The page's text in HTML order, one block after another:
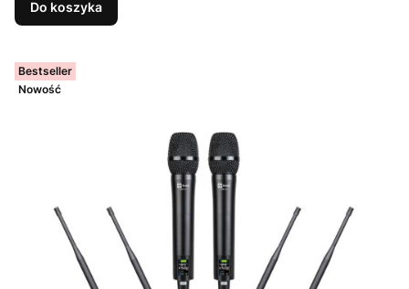
Do koszyka
Bestseller
Nowość